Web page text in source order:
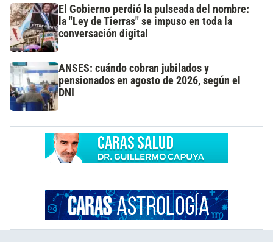
El Gobierno perdió la pulseada del nombre:
la "Ley de Tierras" se impuso en toda la
conversación digital
ANSES: cuándo cobran jubilados y
pensionados en agosto de 2026, según el
DNI